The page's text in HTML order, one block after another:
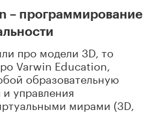
– программирование
про модели 3D, то
Varwin Education,
образовательную
управления
мирами (3D,